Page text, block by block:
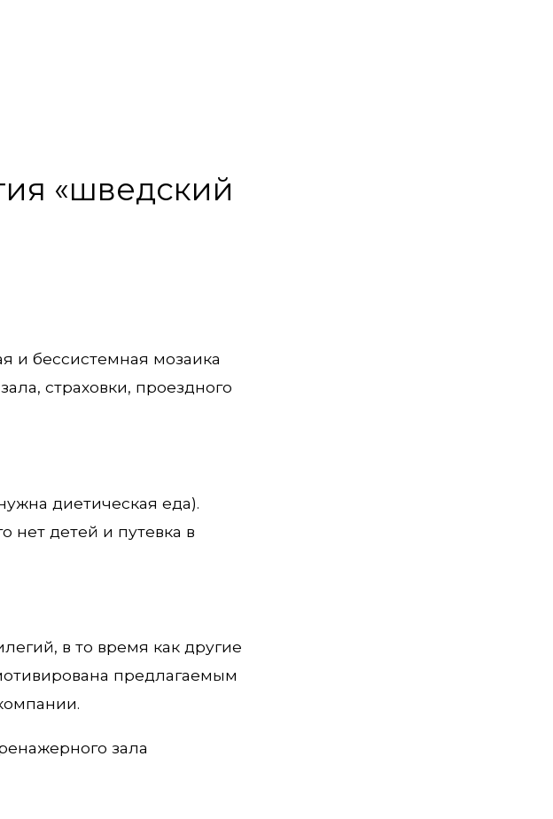
«шведский
и бессистемная мозаика
страховки, проездного
диетическая еда).
нет детей и путевка в
в то время как другие
предлагаемым
зала